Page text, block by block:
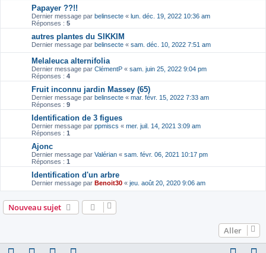
Papayer ??!!
Dernier message par belinsecte « lun. déc. 19, 2022 10:36 am
Réponses : 5
autres plantes du SIKKIM
Dernier message par belinsecte « sam. déc. 10, 2022 7:51 am
Melaleuca alternifolia
Dernier message par ClémentP « sam. juin 25, 2022 9:04 pm
Réponses : 4
Fruit inconnu jardin Massey (65)
Dernier message par belinsecte « mar. févr. 15, 2022 7:33 am
Réponses : 9
Identification de 3 figues
Dernier message par ppmiscs « mer. juil. 14, 2021 3:09 am
Réponses : 1
Ajonc
Dernier message par Valérian « sam. févr. 06, 2021 10:17 pm
Réponses : 1
Identification d'un arbre
Dernier message par Benoit30 « jeu. août 20, 2020 9:06 am
Nouveau sujet
Aller